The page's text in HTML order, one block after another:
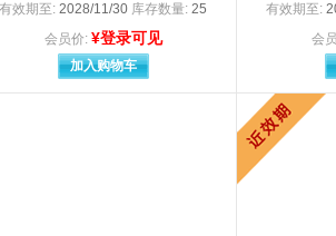
Novartis Singapore Pharmaceutical Manufacturing Private.Ltd（北京诺华制药有限公司分装）
Novo Nordisk A/S（分包装：诺和诺德（中国）制药有限公司 Noyartis Consumer Haslth Schwe
尔兰） Pfizer Italia Srl
PRODUITS DENTAIRES PIERRE ROLL
S.A.ALcon-Couvreur N.V
Sanofi Winthrop Industrie（赛诺菲
有效期至: 2028/11/30 库存数量: 25
会员价: ¥登录可见
加入购物车
有效期至:
会